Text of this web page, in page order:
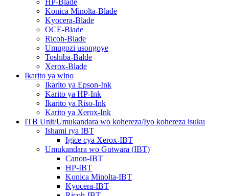
Konica Minolta-Blade
Kyocera-Blade
OCE-Blade
Ricoh-Blade
Umugozi usongoye
Toshiba-Balde
Xerox-Blade
Ikarito ya wino
Ikarito ya Epson-Ink
Karito ya HP-Ink
Ikarito ya Riso-Ink
Karito ya Xerox-Ink
ITB Unit/Umukandara wo kohereza/Iyo kohereza isuku
Ishami rya IBT
Igice cya Xerox-IBT
Umukandara wo Gutwara (IBT)
Canon-IBT
HP-IBT
Konica Minolta-IBT
Kyocera-IBT